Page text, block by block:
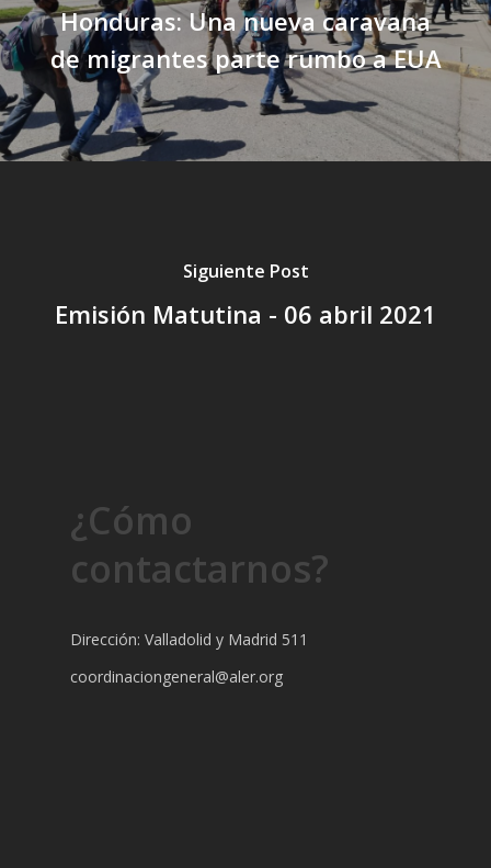
Honduras: Una nueva caravana
de migrantes parte rumbo a EUA
Siguiente Post
Emisión Matutina - 06 abril 2021
¿Cómo
contactarnos?
Dirección: Valladolid y Madrid 511
coordinaciongeneral@aler.org